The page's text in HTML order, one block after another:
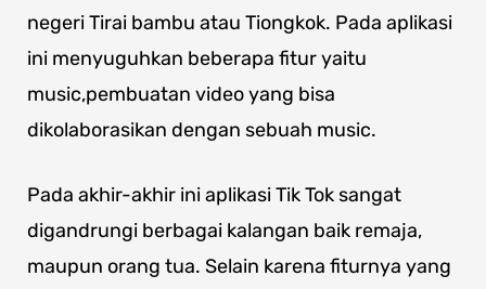
negeri Tirai bambu atau Tiongkok. Pada aplikasi
ini menyuguhkan beberapa fitur yaitu
music,pembuatan video yang bisa
dikolaborasikan dengan sebuah music.
Pada akhir-akhir ini aplikasi Tik Tok sangat
digandrungi berbagai kalangan baik remaja,
maupun orang tua. Selain karena fiturnya yang